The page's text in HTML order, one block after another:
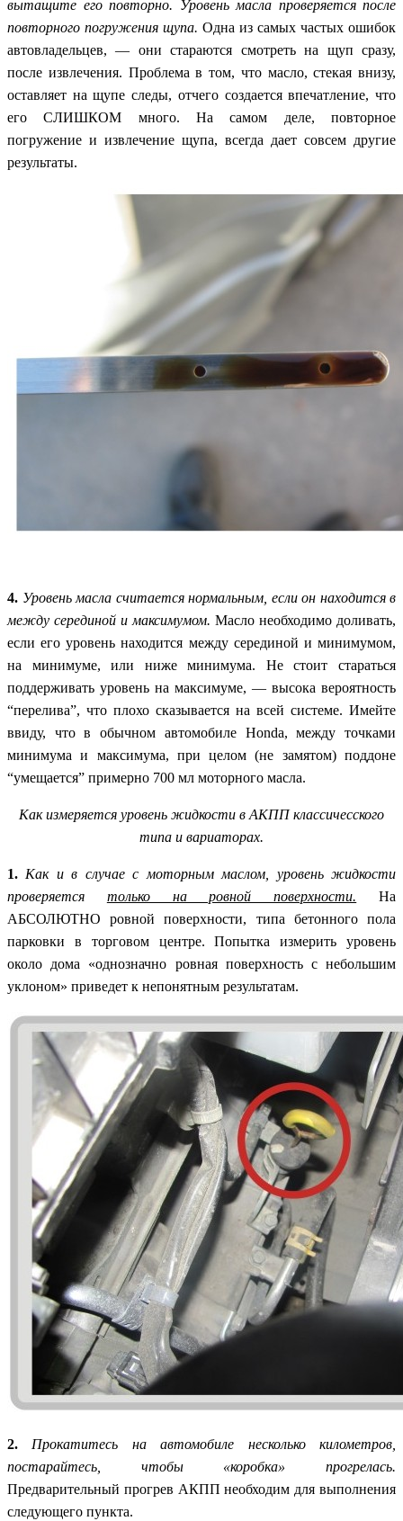
вытащите его повторно. Уровень масла проверяется после
повторного погружения щупа. Одна из самых частых ошибок
автовладельцев, — они стараются смотреть на щуп сразу,
после извлечения. Проблема в том, что масло, стекая внизу,
оставляет на щупе следы, отчего создается впечатление, что
его СЛИШКОМ много. На самом деле, повторное
погружение и извлечение щупа, всегда дает совсем другие
результаты.
4. Уровень масла считается нормальным, если он находится в
между серединой и максимумом. Масло необходимо доливать,
если его уровень находится между серединой и минимумом,
на минимуме, или ниже минимума. Не стоит стараться
поддерживать уровень на максимуме, — высока вероятность
“перелива”, что плохо сказывается на всей системе. Имейте
ввиду, что в обычном автомобиле Honda, между точками
минимума и максимума, при целом (не замятом) поддоне
“умещается” примерно 700 мл моторного масла.
Как измеряется уровень жидкости в АКПП классичесского
типа и вариаторах.
1. Как и в случае с моторным маслом, уровень жидкости
проверяется только на ровной поверхности. На
АБСОЛЮТНО ровной поверхности, типа бетонного пола
парковки в торговом центре. Попытка измерить уровень
около дома «однозначно ровная поверхность с небольшим
уклоном» приведет к непонятным результатам.
2. Прокатитесь на автомобиле несколько километров,
постарайтесь, чтобы «коробка» прогрелась.
Предварительный прогрев АКПП необходим для выполнения
следующего пункта.